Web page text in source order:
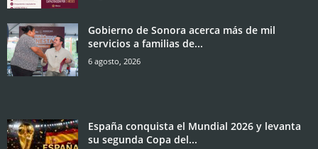
Gobierno de Sonora acerca más de mil
servicios a familias de...
6 agosto, 2026
España conquista el Mundial 2026 y levanta
su segunda Copa del...